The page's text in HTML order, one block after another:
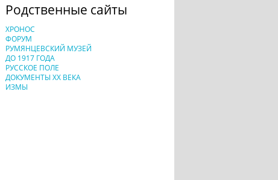
Родственные сайты
ХРОНОС
ФОРУМ
РУМЯНЦЕВСКИЙ МУЗЕЙ
ДО 1917 ГОДА
РУССКОЕ ПОЛЕ
ДОКУМЕНТЫ XX ВЕКА
ИЗМЫ